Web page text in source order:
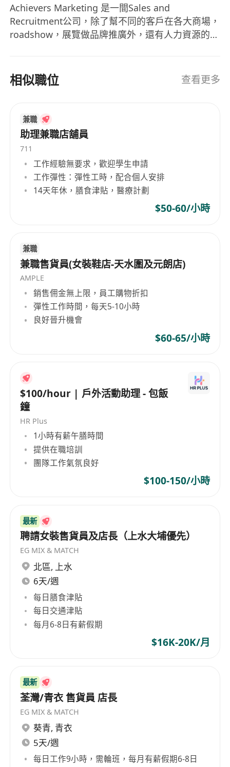
Achievers Marketing 是一間Sales and
Recruitment公司，除了幫不同的客戶在各大商場，
roadshow，展覽做品牌推廣外，還有人力資源的工
相似職位 查看更多
兼職
助理兼職店舖員
711
工作經驗無要求，歡迎學生申請
工作彈性：彈性工時，配合個人安排
14天年休，膳食津貼，醫療計劃
$50-60/小時
兼職
兼職售貨員(女裝鞋店-天水圍及元朗店)
AMPLE
銷售佣金無上限，員工購物折扣
彈性工作時間，每天5-10小時
良好晉升機會
$60-65/小時
$100/hour | 戶外活動助理 - 包飯
鐘
HR Plus
1小時有薪午膳時間
提供在職培訓
團隊工作氣氛良好
$100-150/小時
最新
聘請女裝售貨員及店長（上水大埔優先）
EG MIX & MATCH
北區, 上水
6天/週
每日膳食津貼
每日交通津貼
每月6-8日有薪假期
$16K-20K/月
最新
荃灣/青衣 售貨員 店長
EG MIX & MATCH
葵青, 青衣
5天/週
每日工作9小時，需輪班，每月有薪假期6-8日